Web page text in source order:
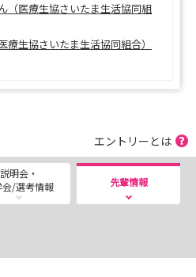
（医療生協さいたま生活協同組
生協さいたま生活協同組合）
エントリーとは
説明会・
会/選考情報
先輩情報